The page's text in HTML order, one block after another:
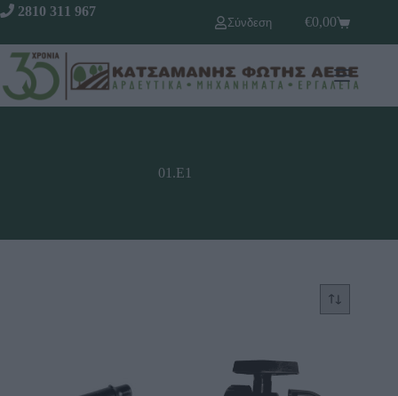
2810 311 967
Σύνδεση
€0,00
01.Ε1